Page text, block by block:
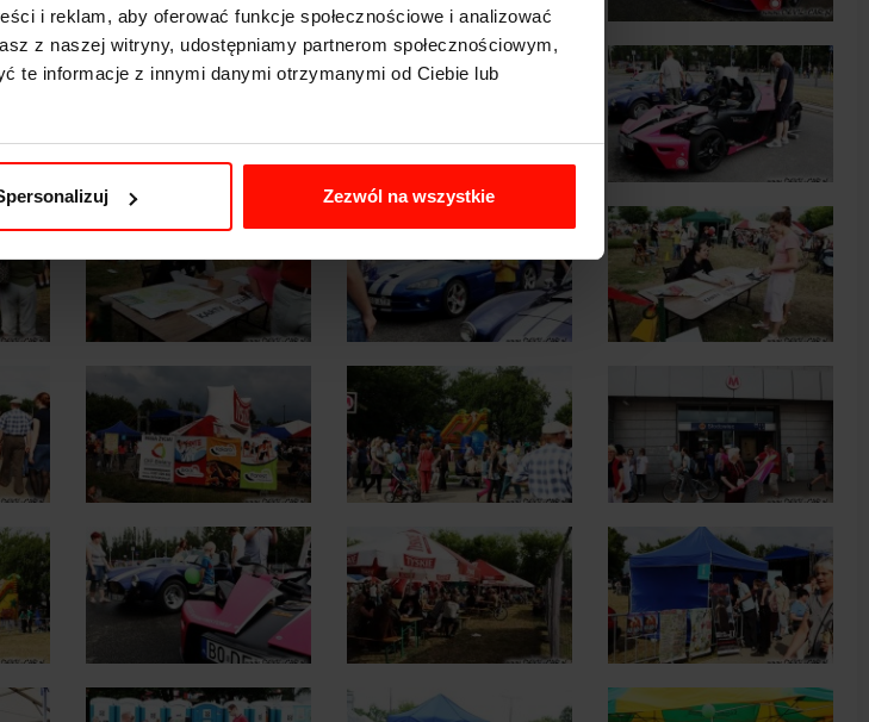
i reklam, aby oferować funkcje społecznościowe i analizować
z naszej witryny, udostępniamy partnerom społecznościowym,
te informacje z innymi danymi otrzymanymi od Ciebie lub
Zezwól na wszystkie